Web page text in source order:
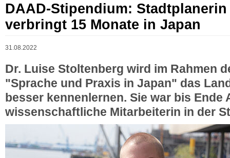
DAAD-Stipendium:
verbringt 15 Monate in Japan
31.08.2022
Dr. Luise Stoltenberg wird im Rahmen
"Sprache und Praxis in Japan" das
besser kennenlernen. Sie war bis Ende
wissenschaftliche Mitarbeiterin in der